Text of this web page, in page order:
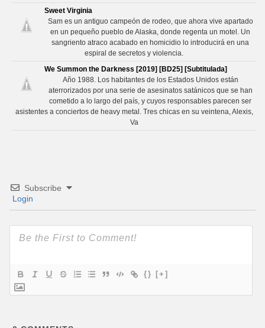
Sweet Virginia
Sam es un antiguo campeón de rodeo, que ahora vive apartado
en un pequeño pueblo de Alaska, donde regenta un motel. Un
sangriento atraco acabado en homicidio lo introducirá en una
espiral de secretos y violencia.
We Summon the Darkness [2019] [BD25] [Subtitulada]
Año 1988. Los habitantes de los Estados Unidos están
aterrorizados por una serie de asesinatos satánicos que se han
cometido a lo largo del país, y cuyos responsables parecen ser
asistentes a conciertos de heavy metal. Tres chicas en su veintena, Alexis,
Va
Subscribe
Login
{} [+]